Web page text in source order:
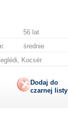
56 lat
średnie
Kocsér
Dodaj do
czarnej listy